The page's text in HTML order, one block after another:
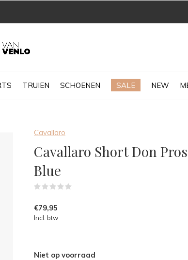
TRUIEN SCHOENEN SALE NEW
Cavallaro
Cavallaro Short Don
Blue
€79,95
Incl. btw
Niet op voorraad